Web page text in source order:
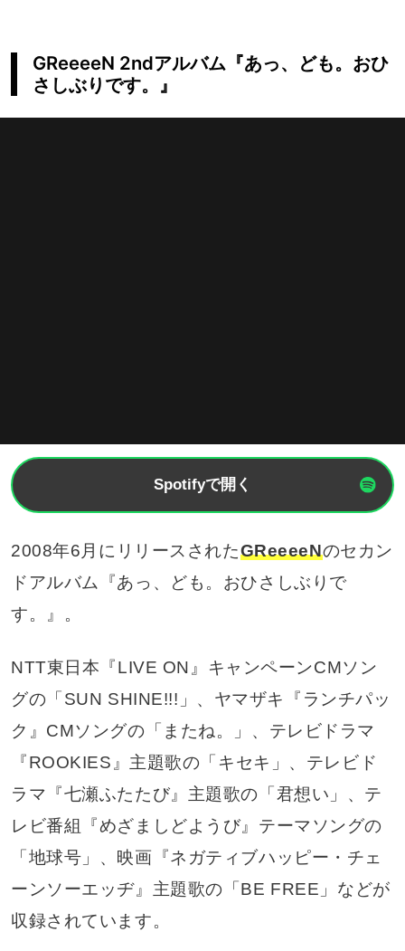
GReeeeN 2ndアルバム『あっ、ども。おひ
さしぶりです。』
Spotifyで開く
2008年6月にリリースされたGReeeeNのセカン
ドアルバム『あっ、ども。おひさしぶりで
す。』。
NTT東日本『LIVE ON』キャンペーンCMソン
グの「SUN SHINE!!!」、ヤマザキ『ランチパッ
ク』CMソングの「またね。」、テレビドラマ
『ROOKIES』主題歌の「キセキ」、テレビド
ラマ『七瀬ふたたび』主題歌の「君想い」、テ
レビ番組『めざましどようび』テーマソングの
「地球号」、映画『ネガティブハッピー・チェ
ーンソーエッヂ』主題歌の「BE FREE」などが
収録されています。